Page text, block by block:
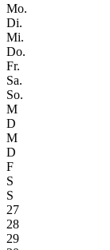
Mo.
Di.
Mi.
Do.
Fr.
Sa.
So.
M
D
M
D
F
S
S
27
28
29